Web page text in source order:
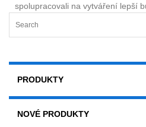
spolupracovali na vytváření lepší
PRODUKTY
NOVÉ PRODUKTY